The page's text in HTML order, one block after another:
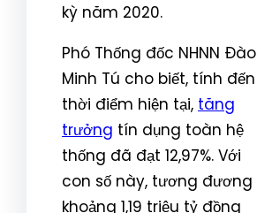
kỳ năm 2020.
Phó Thống đốc NHNN Đào
Minh Tú cho biết, tính đến
thời điểm hiện tại, tăng
trưởng tín dụng toàn hệ
thống đã đạt 12,97%. Với
con số này, tương đương
khoảng 1,19 triệu tỷ đồng